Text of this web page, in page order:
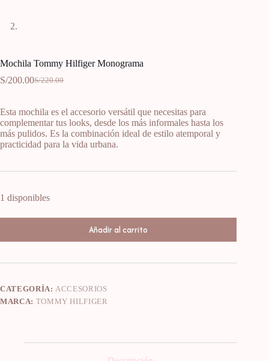
Mochila Tommy Hilfiger Monograma
S/220.00
S/200.00
Esta mochila es el accesorio versátil que necesitas para
complementar tus looks, desde los más informales hasta los
más pulidos. Es la combinación ideal de estilo atemporal y
practicidad para la vida urbana.
1 disponibles
Añadir al carrito
CATEGORÍA:ACCESORIOS
MARCA: TOMMY HILFIGER